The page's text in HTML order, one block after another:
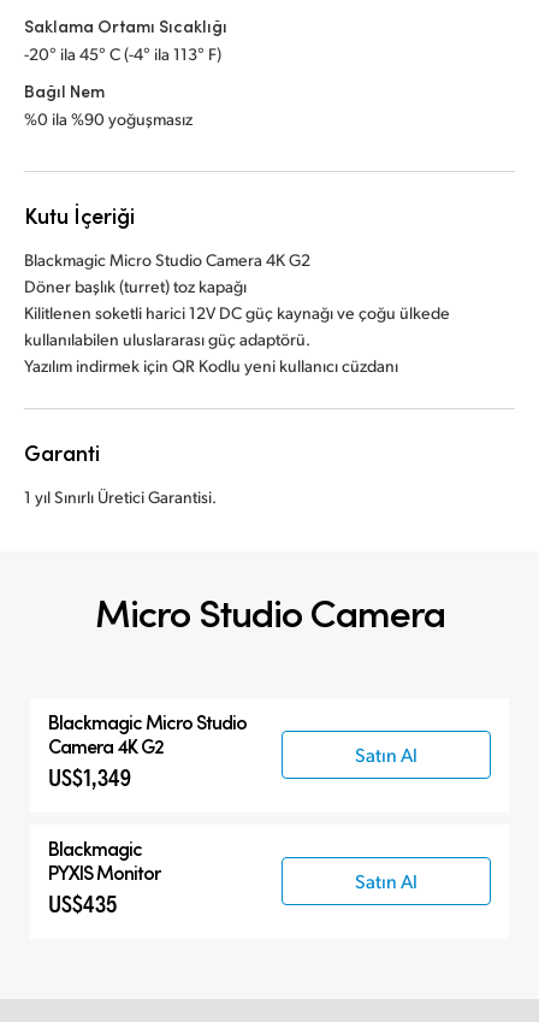
Saklama Ortamı Sıcaklığı
-20° ila 45° C (-4° ila 113° F)
Bağıl Nem
%0 ila %90 yoğuşmasız
Kutu İçeriği
Blackmagic Micro Studio Camera 4K G2
Döner başlık (turret) toz kapağı
Kilitlenen soketli harici 12V DC güç kaynağı ve çoğu ülkede
kullanılabilen uluslararası güç adaptörü.
Yazılım indirmek için QR Kodlu yeni kullanıcı cüzdanı
Garanti
1 yıl Sınırlı Üretici Garantisi.
Micro Studio Camera
BlackmagicMicroStudio
Camera 4K G2
US$1,349
Satın Al
Blackmagic
PYXIS Monitor
US$435
Satın Al